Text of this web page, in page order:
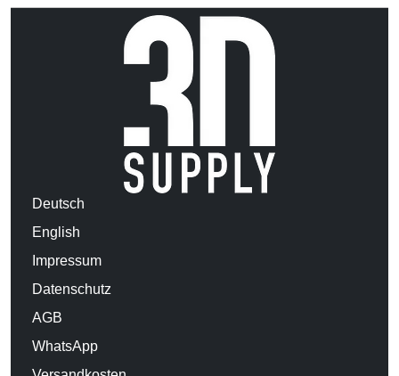
Deutsch
English
Impressum
Datenschutz
AGB
WhatsApp